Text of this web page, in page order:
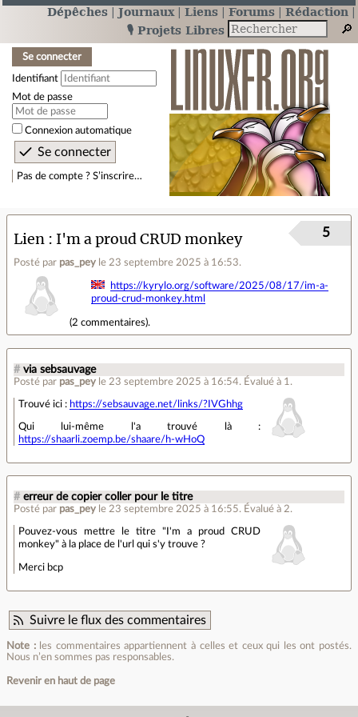
Dépêches Journaux Liens Forums
Rédaction
🎙️ Projets Libres
Se connecter
Identifiant
Mot de passe
Connexion automatique
Pas de compte ? S’inscrire…
Lien I'm a proud CRUD monkey
Posté par pas_pey le 23 septembre 2025 à 16:53.
5
https://kyrylo.org/software/2025/08/17/im-a-
proud-crud-monkey.html
(2 commentaires).
# via sebsauvage
Posté par pas_pey le 23 septembre 2025 à 16:54. Évalué à 1 .
Trouvé ici : https://sebsauvage.net/links/?IVGhhg
Qui lui-même l'a trouvé là :
https://shaarli.zoemp.be/shaare/h-wHoQ
# erreur de copier coller pour le titre
Posté par pas_pey le 23 septembre 2025 à 16:55. Évalué à 2.
Pouvez-vous mettre le titre "I'm a proud CRUD
monkey" à la place de l'url qui s'y trouve ?
Merci bcp
Suivre le flux des commentaires
Note :les commentaires appartiennent à celles et ceux qui les ont postés.
Nous n’en sommes pas responsables.
Revenir en haut de page